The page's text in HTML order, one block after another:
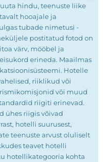
hindu, teenuste liike
hooajale ja
tubade nimetusi -
postitatud fotod on
värv, mööbel ja
erineda. Maailmas
Hotelle
riiklikud või
või muud
riigiti erinevad.
ühes riigis võivad
hotelli suurusest,
teenuste arvust oluliselt
teavet hotelli
hotellikategooria kohta